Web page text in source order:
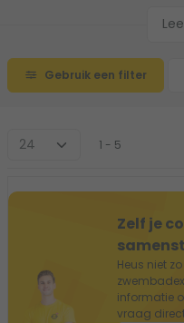
niet alleen in de zomer,
composiet zwembaden
accessoires, zodat je
Gebruik een filter
1 - 5
Zelf je
Heus niet
informatie
vraag